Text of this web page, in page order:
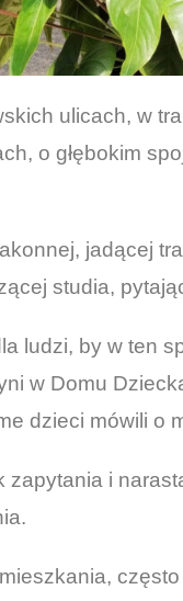
ulicach, w
o głębokim
jadącej
studia,
ludzi, by w ten
w Domu
dzieci mówili o
zapytania i